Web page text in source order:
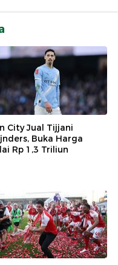
City Jual Tijjani
Buka Harga
Rp 1,3 Triliun